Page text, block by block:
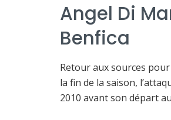
Angel Di
Benfica
Retour aux sources pour
la fin de la saison,
2010 avant son départ